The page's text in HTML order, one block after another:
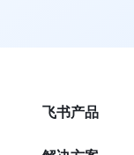
飞书产品